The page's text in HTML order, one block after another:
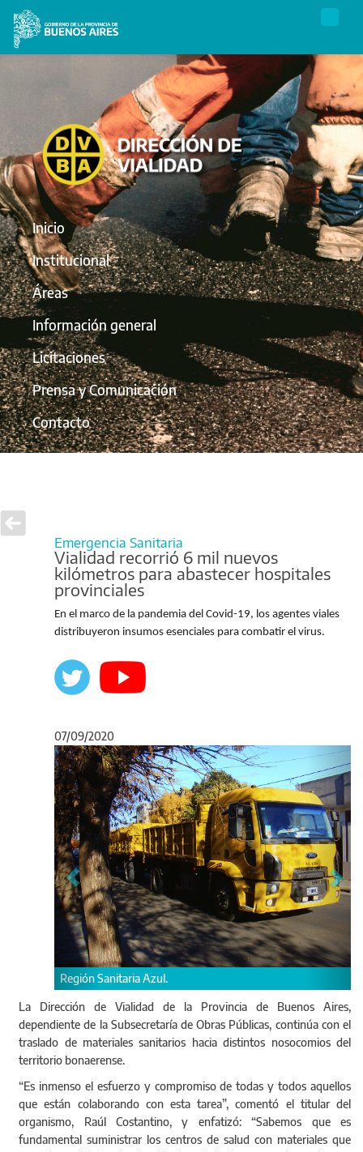
Inicio
Institucional
Áreas
Información general
Licitaciones
Prensa y Comunicación
Contacto
Emergencia Sanitaria
Vialidad recorrió 6 mil nuevos
kilómetros para abastecer hospitales
provinciales
En el marco de la pandemia del Covid-19, los agentes viales
distribuyeron insumos esenciales para combatir el virus.
07/09/2020
Región Sanitaria Azul.
Anterior
La Dirección de Vialidad de la Provincia de Buenos Aires,
dependiente de la Subsecretaría de Obras Públicas, continúa con el
traslado de materiales sanitarios hacia distintos nosocomios del
territorio bonaerense.
“Es inmenso el esfuerzo y compromiso de todas y todos aquellos
que están colaborando con esta tarea”, comentó el titular del
organismo, Raúl Costantino, y enfatizó: “Sabemos que es
fundamental suministrar los centros de salud con materiales que